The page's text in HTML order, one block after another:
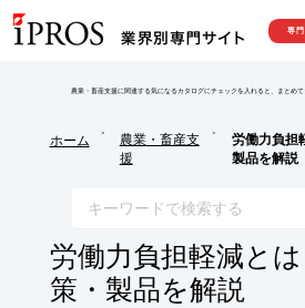
専
農業・畜産支援に関連する気になるカタログにチェックを入れると、まとめて
ホーム
>
農業・畜産支
援
>
労働力負担
製品を解説
労働力負担軽減と
策・製品を解説